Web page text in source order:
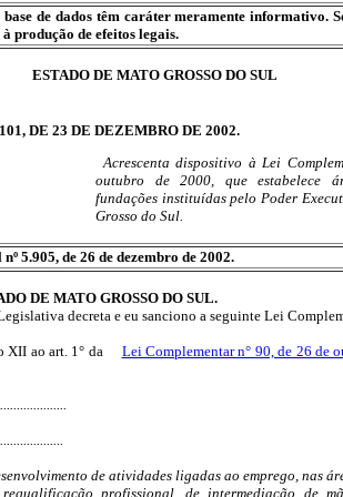
de dados têm caráter meramente informativo.
produção de efeitos legais.
ESTADO DE MATO GROSSO DO SUL
DE 23 DE DEZEMBRO DE 2002.
Acrescenta dispositivo à Lei
outubro de 2000, que estabelece
fundações instituídas pelo Poder
Grosso do Sul.
5.905, de 26 de dezembro de 2002.
DE MATO GROSSO DO SUL.
decreta e eu sanciono a seguinte Lei
XII ao art. 1° da Lei Complementar n° 90, de 26 de
de atividades ligadas ao emprego, nas
profissional, de intermediação de